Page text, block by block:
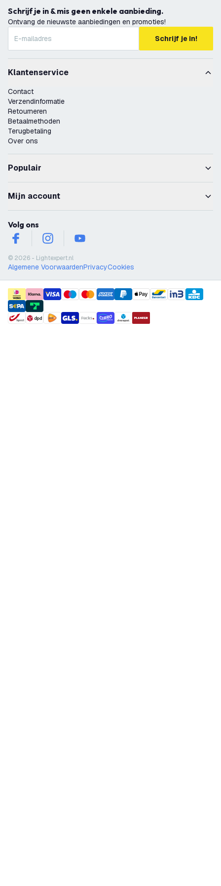
Schrijf je in & mis geen enkele aanbieding.
Ontvang de nieuwste aanbiedingen en promoties!
Schrijf je in!
Klantenservice
Contact
Verzendinformatie
Retourneren
Betaalmethoden
Terugbetaling
Over ons
Populair
Mijn account
Volg ons
facebookinstagramyoutube
© 2026 - Lightexpert.nl
Algemene VoorwaardenPrivacyCookies
payment methods
shipment methods